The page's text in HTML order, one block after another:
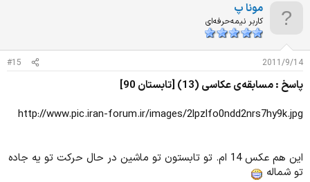
ت
مونا پ
کاربر نیمه‌حرفه‌ای
2011/9/14
#15
پاسخ : مسابقه‌ی عکاسی (13) [تابستان 90]
http://www.pic.iran-forum.ir/images/2lpzlfo0ndd2nrs7hy9k.jpg
این هم عکس 14 ام. تو تابستون تو ماشین در حال حرکت تو یه جاده
تو شماله